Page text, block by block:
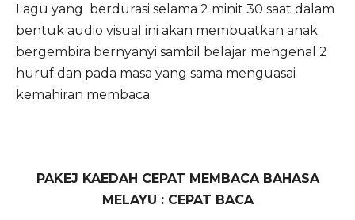
Lagu yang berdurasi selama 2 minit 30 saat dalam
bentuk audio visual ini akan membuatkan anak
bergembira bernyanyi sambil belajar mengenal 2
huruf dan pada masa yang sama menguasai
kemahiran membaca.
PAKEJ KAEDAH CEPAT MEMBACA BAHASA
MELAYU : CEPAT BACA